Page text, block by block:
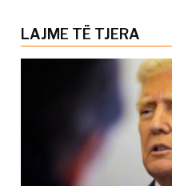
LAJME TË TJERA